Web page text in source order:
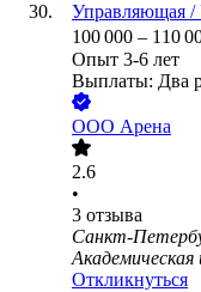
Управляющая /
100 000 – 110
Опыт 3-6 лет
Выплаты: Два
ООО Арена
2.6
•
3 отзыва
Санкт-
Академическая
Откликнуться